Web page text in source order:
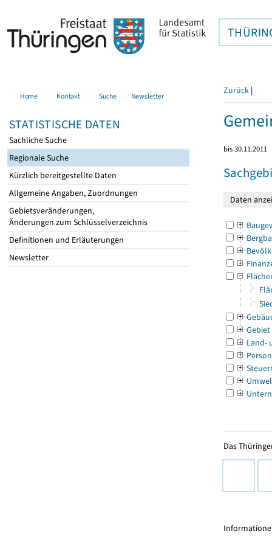
Home Kontakt Suche Newsletter
STATISTISCHE DATEN
Sachliche Suche
Regionale Suche
Kürzlich bereitgestellte Daten
Allgemeine Angaben, Zuordnungen
Gebietsveränderungen,
Änderungen zum Schlüsselverzeichnis
Definitionen und Erläuterungen
Newsletter
Zurück |
bis 30.11.2011
Gebiet
Land-
Das